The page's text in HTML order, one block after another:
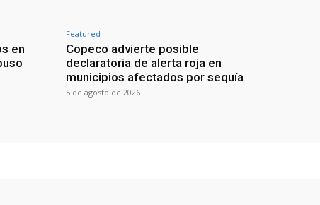
en
Featured
Copeco advierte posible
declaratoria de alerta roja en
municipios afectados por sequía
5 de agosto de 2026